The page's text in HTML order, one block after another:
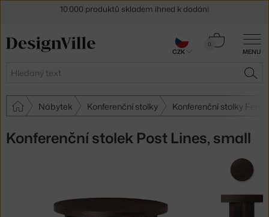
MENU
Hledat
0
Košík
Nábytek Konferenční stolky Konferenční stolky Ferm
Konferenční stolek Post Lines, small
30 dní na vrácení zboží
CZK